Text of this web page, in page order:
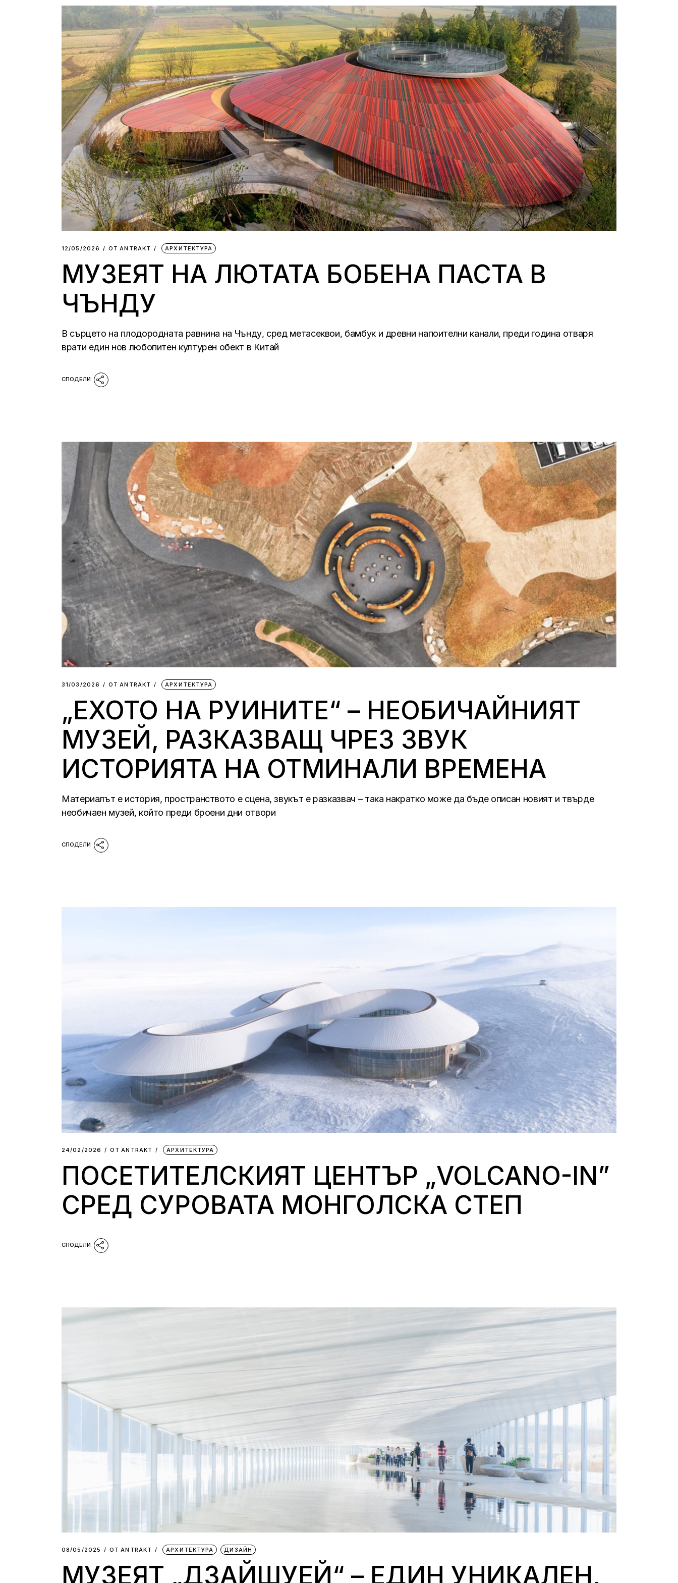
Силни жени
Насам-натам
Други
12/05/2026 ОТ АNTRAKT АРХИТЕКТУРА
МУЗЕЯТ НА ЛЮТАТА БОБЕНА ПАСТА В
ЧЪНДУ
В сърцето на плодородната равнина на Чънду, сред метасеквои, бамбук и древни напоителни канали, преди година отваря
врати един нов любопитен културен обект в Китай
31/03/2026 ОТ АNTRAKT АРХИТЕКТУРА
„ЕХОТО НА РУИНИТЕ“ – НЕОБИЧАЙНИЯТ
МУЗЕЙ, РАЗКАЗВАЩ ЧРЕЗ ЗВУК
ИСТОРИЯТА НА ОТМИНАЛИ ВРЕМЕНА
Материалът е история, пространството е сцена, звукът е разказвач – така накратко може да бъде описан новият и твърде
необичаен музей, който преди броени дни отвори
24/02/2026 ОТ АNTRAKT АРХИТЕКТУРА
ПОСЕТИТЕЛСКИЯТ ЦЕНТЪР „VOLCANO-IN”
СРЕД СУРОВАТА МОНГОЛСКА СТЕП
08/05/2025 ОТ АNTRAKT АРХИТЕКТУРА ДИЗАЙН
МУЗЕЯТ „ДЗАЙШУЕЙ“ – ЕДИН УНИКАЛЕН,